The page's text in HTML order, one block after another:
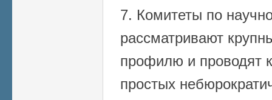
7. Комитеты по
рассматривают
профилю и проводят
простых